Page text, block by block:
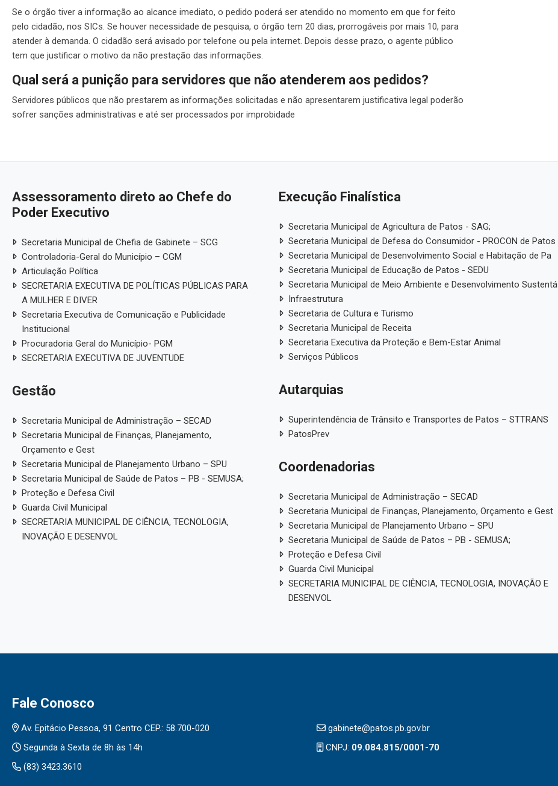
Se o órgão tiver a informação ao alcance imediato, o pedido poderá ser atendido no momento em que for feito
pelo cidadão, nos SICs. Se houver necessidade de pesquisa, o órgão tem 20 dias, prorrogáveis por mais 10, para
atender à demanda. O cidadão será avisado por telefone ou pela internet. Depois desse prazo, o agente público
tem que justificar o motivo da não prestação das informações.
Qual será a punição para servidores que não atenderem aos pedidos?
Servidores públicos que não prestarem as informações solicitadas e não apresentarem justificativa legal poderão
sofrer sanções administrativas e até ser processados por improbidade
Assessoramento direto ao Chefe do
Poder Executivo
Secretaria Municipal de Chefia de Gabinete – SCG
Controladoria-Geral do Município – CGM
Articulação Política
SECRETARIA EXECUTIVA DE POLÍTICAS PÚBLICAS PARA
A MULHER E DIVER
Secretaria Executiva de Comunicação e Publicidade
Institucional
Procuradoria Geral do Município- PGM
SECRETARIA EXECUTIVA DE JUVENTUDE
Gestão
Secretaria Municipal de Administração – SECAD
Secretaria Municipal de Finanças, Planejamento,
Orçamento e Gest
Secretaria Municipal de Planejamento Urbano – SPU
Secretaria Municipal de Saúde de Patos – PB - SEMUSA;
Proteção e Defesa Civil
Guarda Civil Municipal
SECRETARIA MUNICIPAL DE CIÊNCIA, TECNOLOGIA,
INOVAÇÃO E DESENVOL
Execução Finalística
Secretaria Municipal de Agricultura de Patos - SAG;
Secretaria Municipal de Defesa do Consumidor - PROCON de Patos
Secretaria Municipal de Desenvolvimento Social e Habitação de Pa
Secretaria Municipal de Educação de Patos - SEDU
Secretaria Municipal de Meio Ambiente e Desenvolvimento Sustentá
Infraestrutura
Secretaria de Cultura e Turismo
Secretaria Municipal de Receita
Secretaria Executiva da Proteção e Bem-Estar Animal
Serviços Públicos
Autarquias
Superintendência de Trânsito e Transportes de Patos – STTRANS
PatosPrev
Coordenadorias
Secretaria Municipal de Administração – SECAD
Secretaria Municipal de Finanças, Planejamento, Orçamento e Gest
Secretaria Municipal de Planejamento Urbano – SPU
Secretaria Municipal de Saúde de Patos – PB - SEMUSA;
Proteção e Defesa Civil
Guarda Civil Municipal
SECRETARIA MUNICIPAL DE CIÊNCIA, TECNOLOGIA, INOVAÇÃO E
DESENVOL
Fale Conosco
Av. Epitácio Pessoa, 91 Centro CEP.: 58.700-020
Segunda à Sexta de 8h às 14h
(83) 3423.3610
gabinete@patos.pb.gov.br
CNPJ: 09.084.815/0001-70